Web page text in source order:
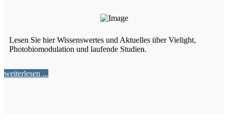
Lesen Sie hier Wissenswertes und Aktuelles über Vielight,
Photobiomodulation und laufende Studien.
weiterlesen ...